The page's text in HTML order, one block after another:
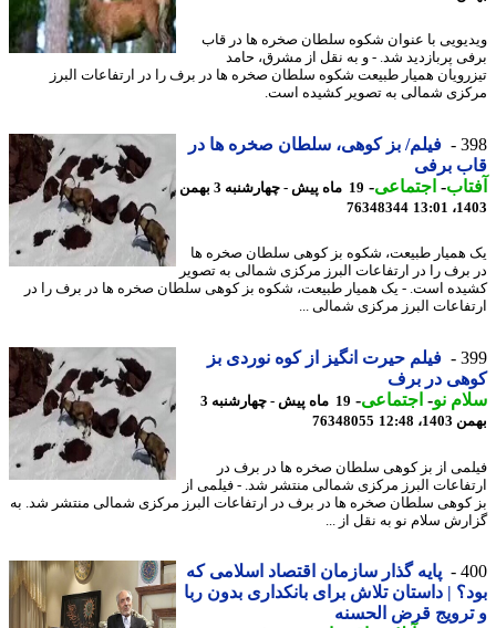
با عنوان شکوه سلطان صخره ها در قاب
پربازدید شد. - و به نقل از مشرق، حامد
همیار طبیعت شکوه سلطان صخره ها در برف را در ارتفاعات البرز
شمالی به تصویر کشیده است.
فیلم/ بز کوهی، سلطان صخره ها در
برفی
-اجتماعی-
19 ماه پیش - چهارشنبه 3 بهمن
76348344
طبیعت، شکوه بز کوهی سلطان صخره ها
را در ارتفاعات البرز مرکزی شمالی به تصویر
است. - یک همیار طبیعت، شکوه بز کوهی سلطان صخره ها در برف را در
البرز مرکزی شمالی ...
فیلم حیرت انگیز از کوه نوردی بز
در برف
نو- اجتماعی-
19 ماه پیش - چهارشنبه 3
12:48
76348055
از بز کوهی سلطان صخره ها در برف در
البرز مرکزی شمالی منتشر شد. - فیلمی از
سلطان صخره ها در برف در ارتفاعات البرز مرکزی شمالی منتشر شد. به
سلام نو به نقل از ...
پایه گذار سازمان اقتصاد اسلامی که
| داستان تلاش برای بانکداری بدون ربا
قرض الحسنه